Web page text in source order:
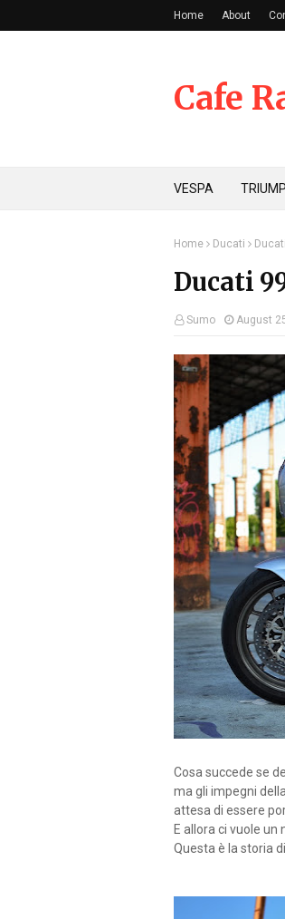
Home About
Cafe
VESPA
Home Ducati
Ducati
Sumo August
Cosa succede se
ma gli impegni
attesa di essere
E allora ci vuole un
Questa è la storia